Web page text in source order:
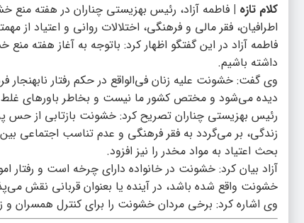
کلام تازه | فاطمه آزاد، رئیس بهزیستی چناران در هفته منع
اطرافیان، فقر مالی و فرهنگی، اختلالات روانی و اعتیاد
فاطمه آزاد در این گفتگو اظهار کرد: باتوجه به آغاز هفته
داشته باشیم.
وی گفت: خشونت علیه زنان فی‌الواقع در حکم رفتار
دیده می‌شود و مختص کشور ما نیست و بخاطر باورهای
رئیس بهزیستی چناران تصریح کرد: خشونت بازتابی از حس
زندگی، بر می‌گردد به فقر فرهنگی و عدم تناسب اجتماعی
بحث اعتیاد به مواد مخدر را نیز افزود.
آزاد بیان کرد: خشونت در خانواده دارای چرخه است و
خشونت واقع شده باشد، در آینده یا بعنوان قربانی نقش
وی اشاره کرد: برخی مردان خشونت را برای کنترل همسران و